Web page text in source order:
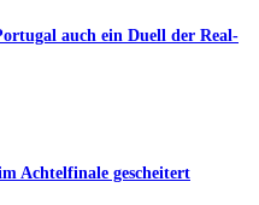
auch ein Duell der Real-
Achtelfinale gescheitert